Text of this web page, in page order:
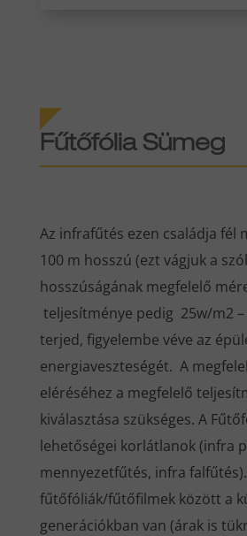
Fűtőfólia Sümeg
Az infrafűtés ezen családja fél
100 m hosszú (ezt vágjuk a
hosszúságának megfelelő
teljesítménye pedig 25w/m2 –
terjed, figyelembe véve az
energiaveszteségét. A
eléréséhez a megfelelő
kiválasztása szükséges. A
lehetőségei korlátlanok (infra
mennyezetfűtés, infra
fűtőfóliák/fűtőfilmek között a
generációkban van (árak is